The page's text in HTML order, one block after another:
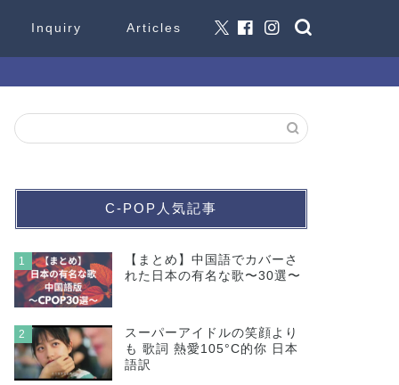
Inquiry Articles
C-POP人気記事
1
【まとめ】中国語でカバーさ
れた日本の有名な歌〜30選〜
2
スーパーアイドルの笑顔より
も 歌詞 熱愛105°C的你 日本
語訳